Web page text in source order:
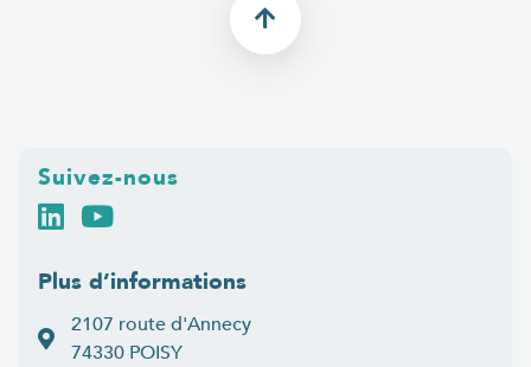
Suivez-nous
Plus d’informations
2107 route d'Annecy
74330 POISY